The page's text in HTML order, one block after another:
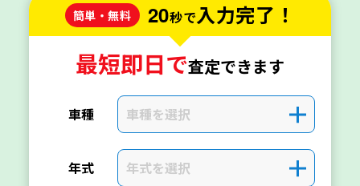
簡単・無料
20秒で入力完了！
最短即日で査定できます
車種 車種を選択 ＋
年式 年式を選択 ＋